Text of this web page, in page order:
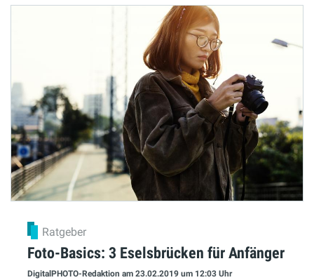
Ratgeber
Foto-Basics: 3 Eselsbrücken für Anfänger
DigitalPHOTO-Redaktion am 23.02.2019 um 12:03 Uhr